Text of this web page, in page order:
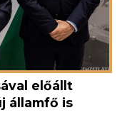
előállt
államfő is